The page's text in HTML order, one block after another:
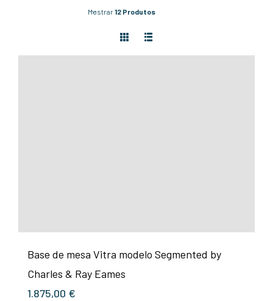
Mostrar12 Produtos
Base de mesa Vitra modelo Segmented by
Charles & Ray Eames
1.875,00 €